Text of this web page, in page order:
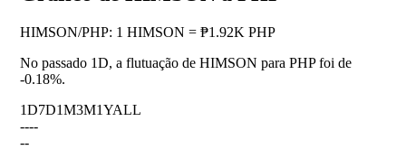
HIMSON/PHP: 1 HIMSON = ₱1.92K PHP
No passado 1D, a flutuação de HIMSON para PHP foi de
-0.18%.
1D7D1M3M1YALL
----
--